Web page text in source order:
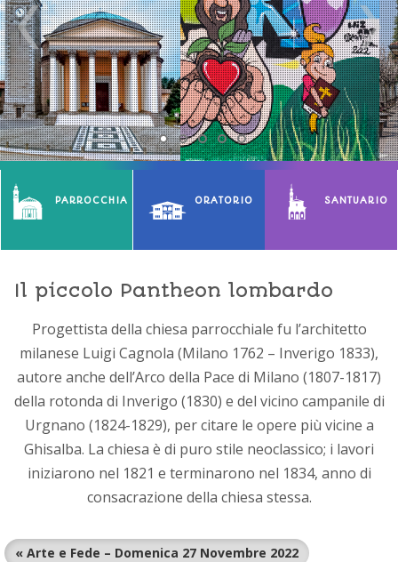
PARROCCHIA ORATORIO SANTUARIO
Il piccolo Pantheon lombardo
Progettista della chiesa parrocchiale fu l’architetto
milanese Luigi Cagnola (Milano 1762 – Inverigo 1833),
autore anche dell’Arco della Pace di Milano (1807-1817)
della rotonda di Inverigo (1830) e del vicino campanile di
Urgnano (1824-1829), per citare le opere più vicine a
Ghisalba. La chiesa è di puro stile neoclassico; i lavori
iniziarono nel 1821 e terminarono nel 1834, anno di
consacrazione della chiesa stessa.
« Arte e Fede – Domenica 27 Novembre 2022